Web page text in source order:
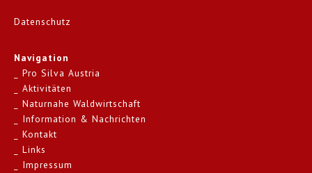
Datenschutz
Navigation
Pro Silva Austria
Aktivitäten
Naturnahe Waldwirtschaft
Information & Nachrichten
Kontakt
Links
Impressum